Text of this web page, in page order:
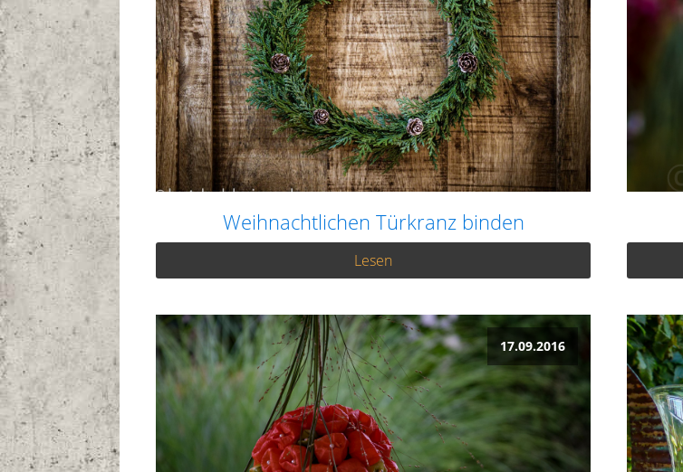
Weihnachtlichen Türkranz binden
Lesen
17.09.2016